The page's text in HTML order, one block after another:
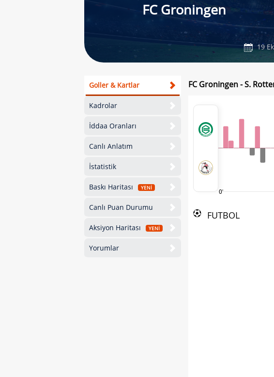
FC Groningen
19
Goller & Kartlar
Kadrolar
İddaa Oranları
Canlı Anlatım
İstatistik
Baskı Haritası YENİ
Canlı Puan Durumu
Aksiyon Haritası YENİ
Yorumlar
FC Groningen - S.
0'
FUTBOL